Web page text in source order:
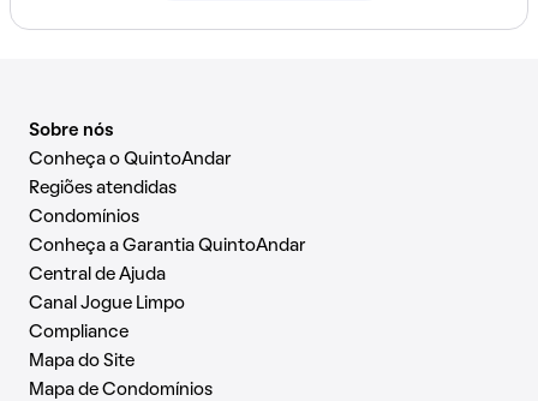
Sobre nós
Conheça o QuintoAndar
Regiões atendidas
Condomínios
Conheça a Garantia QuintoAndar
Central de Ajuda
Canal Jogue Limpo
Compliance
Mapa do Site
Mapa de Condomínios